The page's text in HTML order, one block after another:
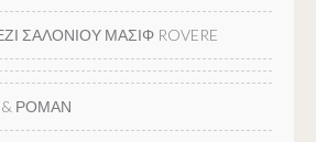
ΣΑΛΟΝΙΟΥ ΜΑΣΙΦ ROVERE
& ΡΟΜΑΝ